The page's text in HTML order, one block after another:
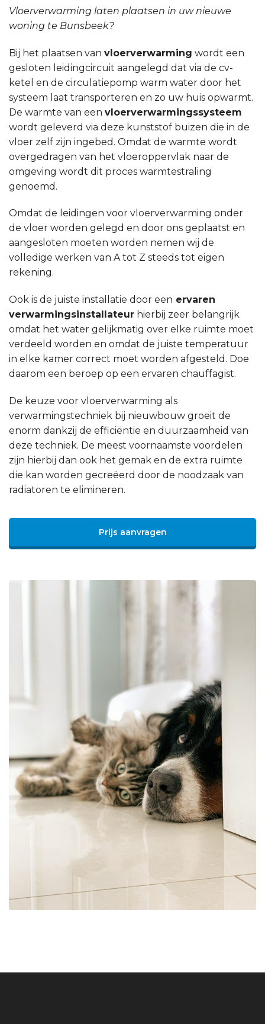
Vloerverwarming laten plaatsen in uw nieuwe
woning te Bunsbeek?
Bij het plaatsen van vloerverwarming wordt een
gesloten leidingcircuit aangelegd dat via de cv-
ketel en de circulatiepomp warm water door het
systeem laat transporteren en zo uw huis opwarmt.
De warmte van een vloerverwarmingssysteem
wordt geleverd via deze kunststof buizen die in de
vloer zelf zijn ingebed. Omdat de warmte wordt
overgedragen van het vloeroppervlak naar de
omgeving wordt dit proces warmtestraling
genoemd.
Omdat de leidingen voor vloerverwarming onder
de vloer worden gelegd en door ons geplaatst en
aangesloten moeten worden nemen wij de
volledige werken van A tot Z steeds tot eigen
rekening.
Ook is de juiste installatie door een ervaren
verwarmingsinstallateur hierbij zeer belangrijk
omdat het water gelijkmatig over elke ruimte moet
verdeeld worden en omdat de juiste temperatuur
in elke kamer correct moet worden afgesteld. Doe
daarom een beroep op een ervaren chauffagist.
De keuze voor vloerverwarming als
verwarmingstechniek bij nieuwbouw groeit de
enorm dankzij de efficiëntie en duurzaamheid van
deze techniek. De meest voornaamste voordelen
zijn hierbij dan ook het gemak en de extra ruimte
die kan worden gecreëerd door de noodzaak van
radiatoren te elimineren.
Prijs aanvragen